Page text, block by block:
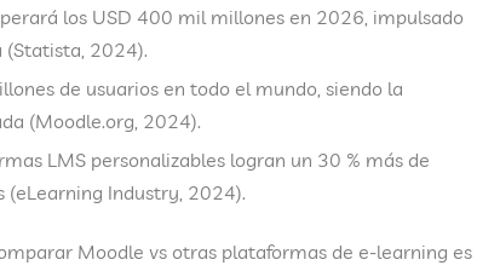
los USD 400 mil millones en 2026, impulsado
(Statista, 2024).
de usuarios en todo el mundo, siendo la
(Moodle.org, 2024).
LMS personalizables logran un 30 % más de
Industry, 2024).
Moodle vs otras plataformas de e-learning es